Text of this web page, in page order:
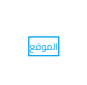
الموقع
احجز موعداً